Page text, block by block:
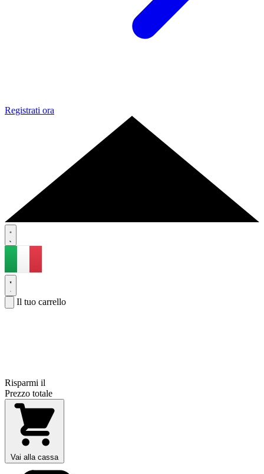
Registrati ora
Il tuo carrello
Risparmi il
Prezzo totale
Vai alla cassa